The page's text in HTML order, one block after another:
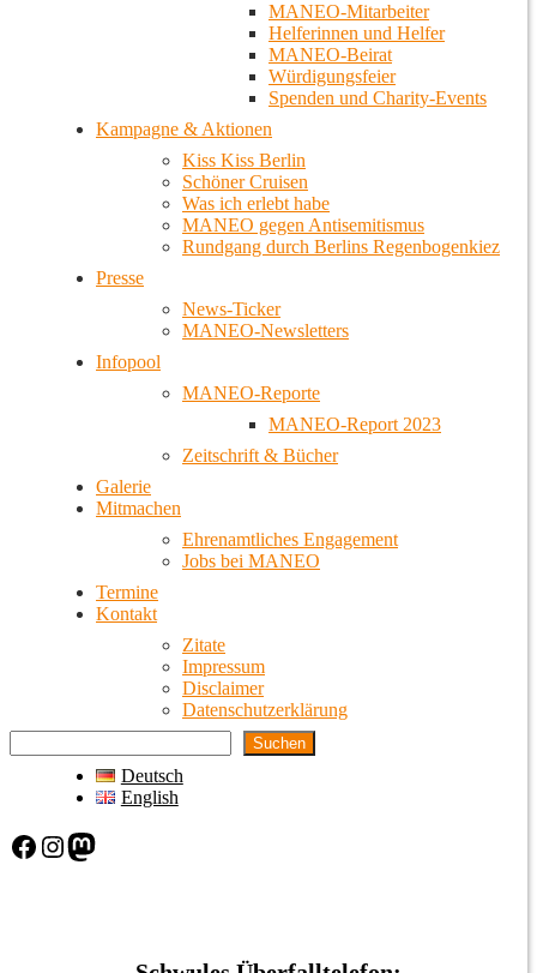
MANEO-Mitarbeiter
Helferinnen und Helfer
MANEO-Beirat
Würdigungsfeier
Spenden und Charity-Events
Kampagne & Aktionen
Kiss Kiss Berlin
Schöner Cruisen
Was ich erlebt habe
MANEO gegen Antisemitismus
Rundgang durch Berlins Regenbogenkiez
Presse
News-Ticker
MANEO-Newsletters
Infopool
MANEO-Reporte
MANEO-Report 2023
Zeitschrift & Bücher
Galerie
Mitmachen
Ehrenamtliches Engagement
Jobs bei MANEO
Termine
Kontakt
Zitate
Impressum
Disclaimer
Datenschutzerklärung
Suchen
Deutsch
English
Facebook Instagram Mastodon